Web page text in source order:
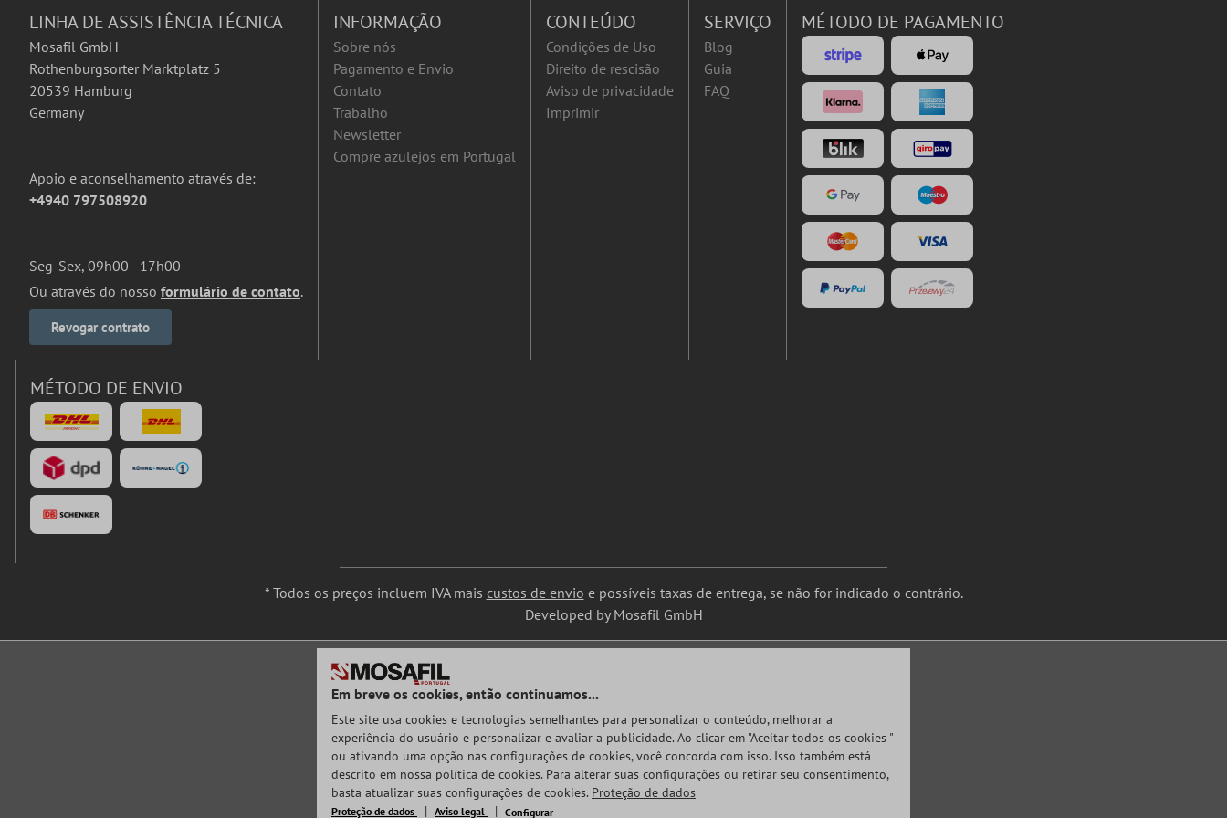
LINHA DE ASSISTÊNCIA TÉCNICA
Mosafil GmbH
Rothenburgsorter Marktplatz 5
20539 Hamburg
Germany
Apoio e aconselhamento através de:
+4940 797508920
Seg-Sex, 09h00 - 17h00
Ou através do nosso formulário de contato.
Revogar contrato
INFORMAÇÃO
Sobre nós
Pagamento e Envio
Contato
Trabalho
Newsletter
Compre azulejos em Portugal
CONTEÚDO
Condições de Uso
Direito de rescisão
Aviso de privacidade
Imprimir
SERVIÇO
Blog
Guia
FAQ
MÉTODO DE PAGAMENTO
MÉTODO DE ENVIO
* Todos os preços incluem IVA mais custos de envio e possíveis taxas de entrega, se não for indicado o contrário.
Developed by Mosafil GmbH
Em breve os cookies, então continuamos...
Este site usa cookies e tecnologias semelhantes para personalizar o conteúdo, melhorar a
experiência do usuário e personalizar e avaliar a publicidade. Ao clicar em "Aceitar todos os cookies "
ou ativando uma opção nas configurações de cookies, você concorda com isso. Isso também está
descrito em nossa política de cookies. Para alterar suas configurações ou retirar seu consentimento,
basta atualizar suas configurações de cookies. Proteção de dados
Proteção de dados Aviso legal Configurar